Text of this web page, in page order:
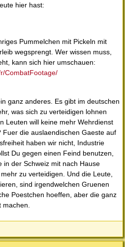
hier hast:
Pummelchen mit Pickeln mit
wegsprengt. Wer wissen muss,
kann sich hier umschauen:
CombatFootage/
ganz anderes. Es gibt im deutschen
was sich zu verteidigen lohnen
Leuten will keine mehr Wehrdienst
Fuer die auslaendischen Gaeste auf
haben wir nicht, Industrie
Du gegen einen Feind benutzen,
in der Schweiz mit nach Hause
zu verteidigen. Und die Leute,
sind irgendwelchen Gruenen
Poestchen hoeffen, aber die ganz